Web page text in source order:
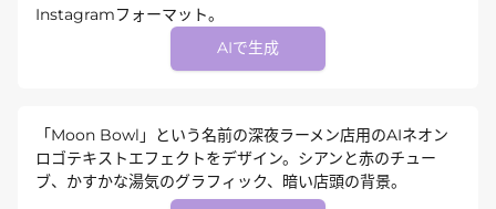
Instagramフォーマット。
AIで生成
「Moon Bowl」という名前の深夜ラーメン店用のAIネオン
ロゴテキストエフェクトをデザイン。シアンと赤のチュー
ブ、かすかな湯気のグラフィック、暗い店頭の背景。